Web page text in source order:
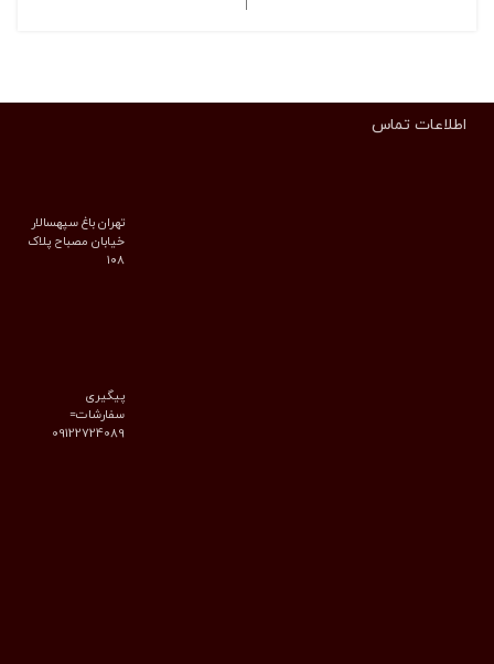
اطلاعات تماس
تهران باغ سپهسالار
خیابان مصباح پلاک
۱۰۸
پیگیری
سفارشات=
09122724089